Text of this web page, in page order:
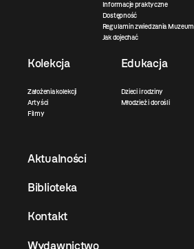
Informacje praktyczne
Dostępność
Regulamin zwiedzania Muzeum
Jak dojechać
Kolekcja
Założenia kolekcji
Artyści
Filmy
Edukacja
Dzieci i rodziny
Młodzież i dorośli
Aktualności
Biblioteka
Kontakt
Wydawnictwo